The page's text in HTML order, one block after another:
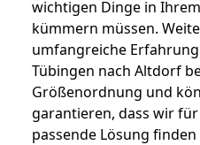
wichtigen Dinge in
kümmern müssen.
umfangreiche
Tübingen nach Altdorf
Größenordnung und
garantieren, dass wir
passende Lösung